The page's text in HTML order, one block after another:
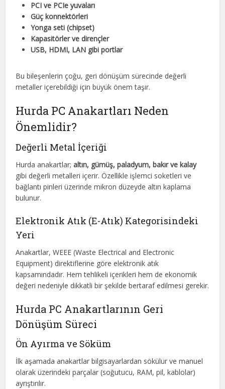
PCI ve PCIe yuvaları
Güç konnektörleri
Yonga seti (chipset)
Kapasitörler ve dirençler
USB, HDMI, LAN gibi portlar
Bu bileşenlerin çoğu, geri dönüşüm sürecinde değerli
metaller içerebildiği için büyük önem taşır.
Hurda PC Anakartları Neden
Önemlidir?
Değerli Metal İçeriği
Hurda anakartlar;altın, gümüş, paladyum, bakır ve kalay
gibi değerli metalleri içerir. Özellikle işlemci soketleri ve
bağlantı pinleri üzerinde mikron düzeyde altın kaplama
bulunur.
Elektronik Atık (E-Atık) Kategorisindeki
Yeri
Anakartlar, WEEE (Waste Electrical and Electronic
Equipment) direktiflerine göre elektronik atık
kapsamındadır. Hem tehlikeli içerikleri hem de ekonomik
değeri nedeniyle dikkatli bir şekilde bertaraf edilmesi gerekir.
Hurda PC Anakartlarının Geri
Dönüşüm Süreci
Ön Ayırma ve Söküm
İlk aşamada anakartlar bilgisayarlardan sökülür ve manuel
olarak üzerindeki parçalar (soğutucu, RAM, pil, kablolar)
ayrıştırılır.